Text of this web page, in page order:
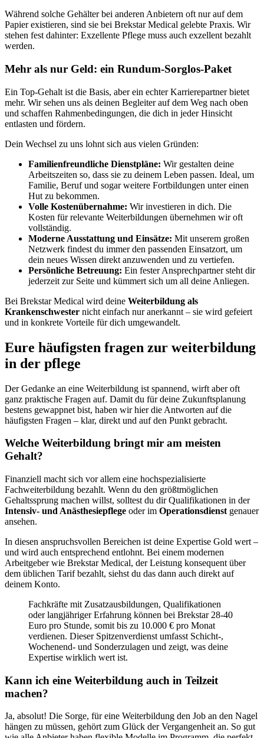
Während solche Gehälter bei anderen Anbietern oft nur auf dem
Papier existieren, sind sie bei Brekstar Medical gelebte Praxis. Wir
stehen fest dahinter: Exzellente Pflege muss auch exzellent bezahlt
werden.
Mehr als nur Geld: ein Rundum-Sorglos-Paket
Ein Top-Gehalt ist die Basis, aber ein echter Karrierepartner bietet
mehr. Wir sehen uns als deinen Begleiter auf dem Weg nach oben
und schaffen Rahmenbedingungen, die dich in jeder Hinsicht
entlasten und fördern.
Dein Wechsel zu uns lohnt sich aus vielen Gründen:
Familienfreundliche Dienstpläne: Wir gestalten deine
Arbeitszeiten so, dass sie zu deinem Leben passen. Ideal, um
Familie, Beruf und sogar weitere Fortbildungen unter einen
Hut zu bekommen.
Volle Kostenübernahme: Wir investieren in dich. Die
Kosten für relevante Weiterbildungen übernehmen wir oft
vollständig.
Moderne Ausstattung und Einsätze: Mit unserem großen
Netzwerk findest du immer den passenden Einsatzort, um
dein neues Wissen direkt anzuwenden und zu vertiefen.
Persönliche Betreuung: Ein fester Ansprechpartner steht dir
jederzeit zur Seite und kümmert sich um all deine Anliegen.
Bei Brekstar Medical wird deine Weiterbildung als
Krankenschwester nicht einfach nur anerkannt – sie wird gefeiert
und in konkrete Vorteile für dich umgewandelt.
Eure häufigsten fragen zur weiterbildung
in der pflege
Der Gedanke an eine Weiterbildung ist spannend, wirft aber oft
ganz praktische Fragen auf. Damit du für deine Zukunftsplanung
bestens gewappnet bist, haben wir hier die Antworten auf die
häufigsten Fragen – klar, direkt und auf den Punkt gebracht.
Welche Weiterbildung bringt mir am meisten
Gehalt?
Finanziell macht sich vor allem eine hochspezialisierte
Fachweiterbildung bezahlt. Wenn du den größtmöglichen
Gehaltssprung machen willst, solltest du dir Qualifikationen in der
Intensiv- und Anästhesiepflege oder im Operationsdienst genauer
ansehen.
In diesen anspruchsvollen Bereichen ist deine Expertise Gold wert –
und wird auch entsprechend entlohnt. Bei einem modernen
Arbeitgeber wie Brekstar Medical, der Leistung konsequent über
dem üblichen Tarif bezahlt, siehst du das dann auch direkt auf
deinem Konto.
Fachkräfte mit Zusatz­ausbildungen, Qualifikationen
oder langjähriger Erfahrung können bei Brekstar 28-40
Euro pro Stunde, somit bis zu 10.000 € pro Monat
verdienen. Dieser Spitzenverdienst umfasst Schicht‑,
Wochenend‑ und Sonderzulagen und zeigt, was deine
Expertise wirklich wert ist.
Kann ich eine Weiterbildung auch in Teilzeit
machen?
Ja, absolut! Die Sorge, für eine Weiterbildung den Job an den Nagel
hängen zu müssen, gehört zum Glück der Vergangenheit an. So gut